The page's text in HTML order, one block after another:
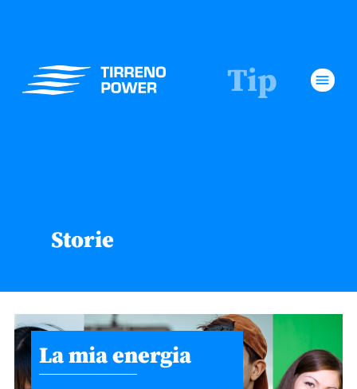
Tip menu
Storie
La mia energia